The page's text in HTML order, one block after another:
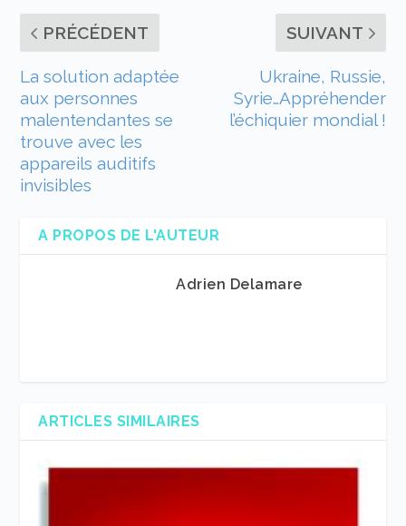
PRÉCÉDENT
La solution adaptée
aux personnes
malentendantes se
trouve avec les
appareils auditifs
invisibles
SUIVANT
Ukraine, Russie,
Syrie…Appréhender
l’échiquier mondial !
A PROPOS DE L'AUTEUR
Adrien Delamare
ARTICLES SIMILAIRES